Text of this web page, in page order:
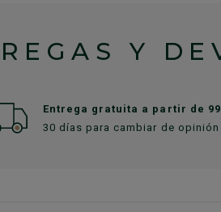
Y
Entrega gratuita a partir de
30 días para cambiar de opinión